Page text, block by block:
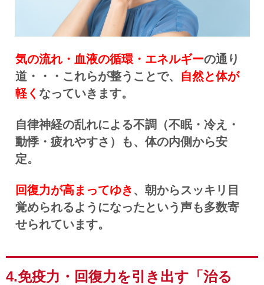
気の流れ・血液の循環・エネルギーの通り
道・・・これらが整うことで、 自然と体が
軽く なっていきます。
自律神経の乱れによる不調（不眠・冷え・
動悸・疲れやすさ）も、体の内側から安
定。
回復力が高まってゆき 、朝からスッキリ目
覚められるようになったという声も多数寄
せられています。
4.免疫力・回復力を引き出す「治る